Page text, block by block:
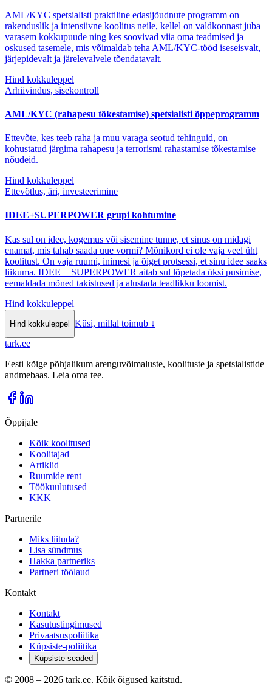
AML/KYC spetsialisti praktiline edasijõudnute programm on
rakenduslik ja intensiivne koolitus neile, kellel on valdkonnast juba
varasem kokkupuude ning kes soovivad viia oma teadmised ja
oskused tasemele, mis võimaldab teha AML/KYC-tööd iseseisvalt,
järjepidevalt ja järelevalvele tõendatavalt.
Hind kokkuleppel
Arhiivindus, sisekontroll
AML/KYC (rahapesu tõkestamise) spetsialisti õppeprogramm
Ettevõte, kes teeb raha ja muu varaga seotud tehinguid, on
kohustatud järgima rahapesu ja terrorismi rahastamise tõkestamise
nõudeid.
Hind kokkuleppel
Ettevõtlus, äri, investeerimine
IDEE+SUPERPOWER grupi kohtumine
Kas sul on idee, kogemus või sisemine tunne, et sinus on midagi
enamat, mis tahab saada uue vormi? Mõnikord ei ole vaja veel üht
koolitust. On vaja ruumi, inimesi ja õiget protsessi, et sinu idee saaks
liikuma. IDEE + SUPERPOWER aitab sul lõpetada üksi pusimise,
eemaldada mõned takistused ja alustada teadlikku loomist.
Hind kokkuleppel
Hind kokkuleppel Küsi, millal toimub ↓
tark.ee
Eesti kõige põhjalikum arenguvõimaluste, koolituste ja spetsialistide
andmebaas. Leia oma tee.
Õppijale
Kõik koolitused
Koolitajad
Artiklid
Ruumide rent
Töökuulutused
KKK
Partnerile
Miks liituda?
Lisa sündmus
Hakka partneriks
Partneri töölaud
Kontakt
Kontakt
Kasutustingimused
Privaatsuspoliitika
Küpsiste-poliitika
Küpsiste seaded
© 2008 – 2026 tark.ee. Kõik õigused kaitstud.